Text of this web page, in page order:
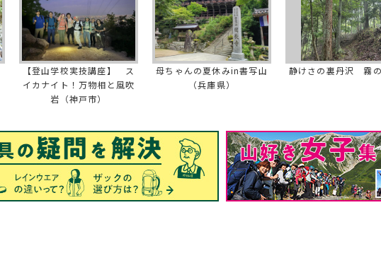
【登山学校実技講座】 ス
イカナイト！万物相と風吹
岩（神戸市）
母ちゃんの夏休みin書写山
（兵庫県）
静けさの裏丹沢 霧